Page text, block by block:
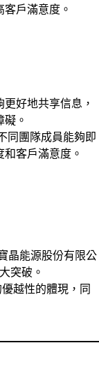
戶滿意度。
更好地共享信息，
。
同團隊成員能夠即
客戶滿意度。
晶能源股份有限公
突破。
越性的體現，同